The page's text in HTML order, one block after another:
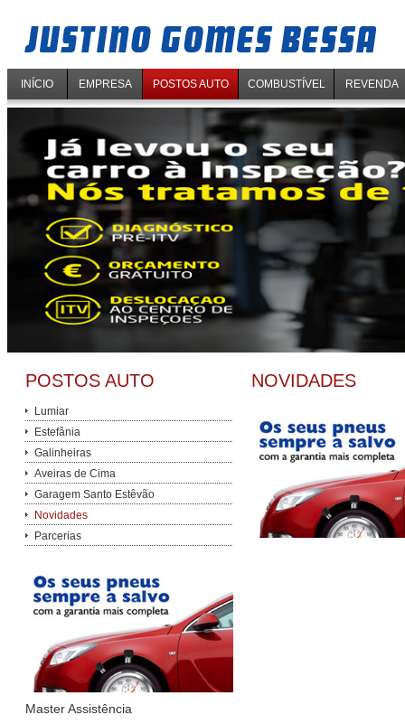
INÍCIO EMPRESA POSTOS AUTO COMBUSTÍVEL REVENDA
POSTOS AUTO
Lumiar
Estefânia
Galinheiras
Aveiras de Cima
Garagem Santo Estêvão
Novidades
Parcerias
Master Assistência
NOVIDADES